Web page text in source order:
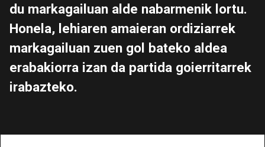
du markagailuan alde nabarmenik lortu.
Honela, lehiaren amaieran ordiziarrek
markagailuan zuen gol bateko aldea
erabakiorra izan da partida goierritarrek
irabazteko.